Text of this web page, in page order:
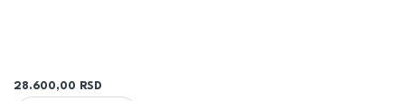
28.600,00
RSD